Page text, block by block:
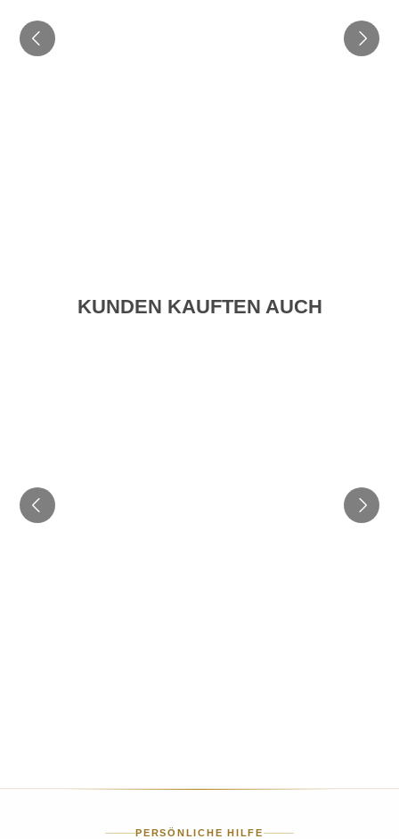
KUNDEN KAUFTEN AUCH
PERSÖNLICHE HILFE